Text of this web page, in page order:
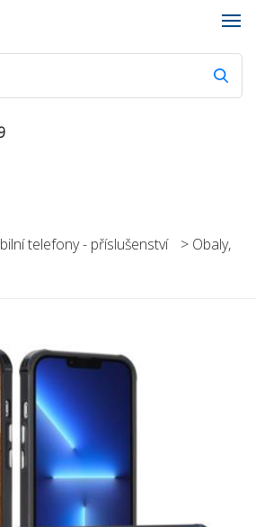
telefony - příslušenství > Obaly,